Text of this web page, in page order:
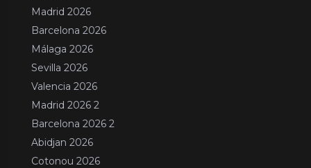
Madrid 2026
Barcelona 2026
Málaga 2026
Sevilla 2026
Valencia 2026
Madrid 2026 2
Barcelona 2026 2
Abidjan 2026
Cotonou 2026